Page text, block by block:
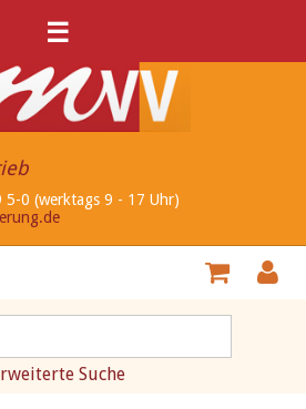
☰
0 (werktags 9 - 17 Uhr)
Suche